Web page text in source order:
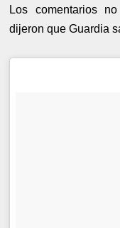
Los comentarios
dijeron que Guardia